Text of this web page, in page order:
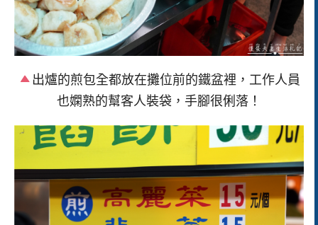
出爐的煎包全都放在攤位前的鐵盆裡，工作人員
也嫻熟的幫客人裝袋，手腳很俐落！